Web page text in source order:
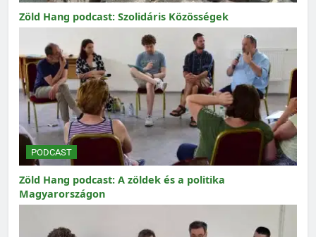
Zöld Hang podcast: Szolidáris Közösségek
PODCAST
Zöld Hang podcast: A zöldek és a politika
Magyarországon